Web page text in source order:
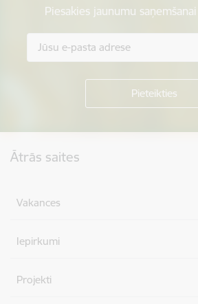
Piesakies jaunumu
Ātrās saites
Vakances
Iepirkumi
Projekti